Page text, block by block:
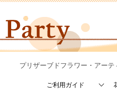
プリザーブドフラワー・アー
ご利用ガイド